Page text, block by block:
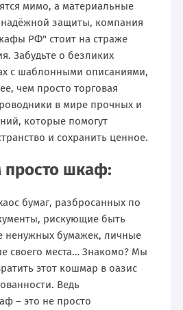
мимо, а материальные
защиты, компания
РФ" стоит на страже
Забудьте о безликих
с шаблонными описаниями,
чем просто торговая
в мире прочных и
которые помогут
и сохранить ценное.
шкаф:
бумаг, разбросанных по
рискующие быть
ненужных бумажек, личные
своего места… Знакомо? Мы
этот кошмар в оазис
Ведь
– это не просто